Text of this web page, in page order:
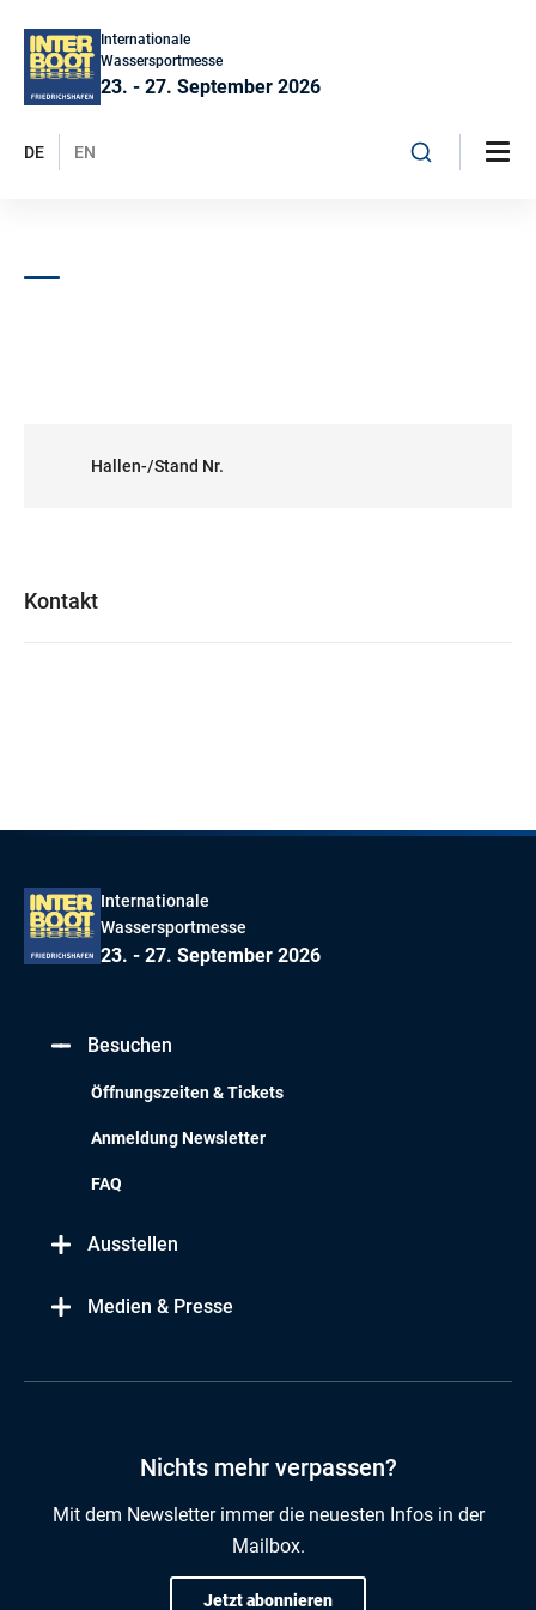
Internationale
Wassersportmesse
23. - 27. September 2026
DE EN
Hallen-/Stand Nr.
Kontakt
Internationale
Wassersportmesse
23. - 27. September 2026
Besuchen
Öffnungszeiten & Tickets
Anmeldung Newsletter
FAQ
Ausstellen
Medien & Presse
Nichts mehr verpassen?
Mit dem Newsletter immer die neuesten Infos in der
Mailbox.
Jetzt abonnieren